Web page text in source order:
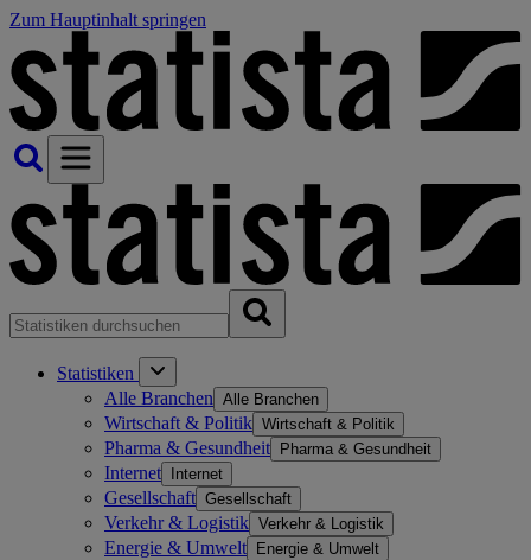
Zum Hauptinhalt springen
Statistiken
Alle Branchen Alle Branchen
Wirtschaft & Politik Wirtschaft & Politik
Pharma & Gesundheit Pharma & Gesundheit
Internet Internet
Gesellschaft Gesellschaft
Verkehr & Logistik Verkehr & Logistik
Energie & Umwelt Energie & Umwelt